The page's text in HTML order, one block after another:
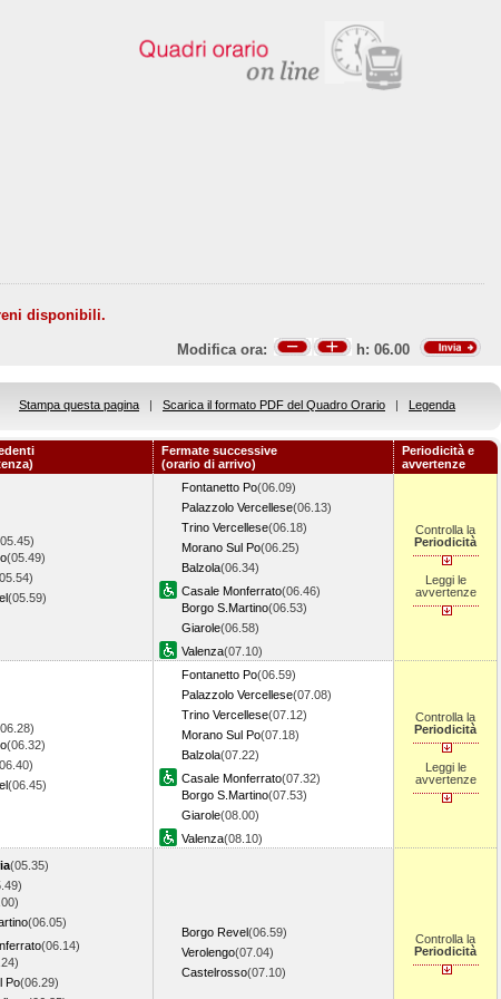
disponibili.
Modifica ora: h: 06.00
Stampa questa pagina | Scarica il formato PDF del Quadro Orario | Legenda
Fermate successive
(orario di arrivo)
Periodicità e
avvertenze
(05.49)
(05.59)
Fontanetto Po(06.09)
Palazzolo Vercellese(06.13)
Trino Vercellese(06.18)
Morano Sul Po(06.25)
Balzola(06.34)
Casale Monferrato(06.46)
Borgo S.Martino(06.53)
Giarole(06.58)
Valenza(07.10)
Controlla la
Periodicità
Leggi le
avvertenze
(06.32)
(06.45)
Fontanetto Po(06.59)
Palazzolo Vercellese(07.08)
Trino Vercellese(07.12)
Morano Sul Po(07.18)
Balzola(07.22)
Casale Monferrato(07.32)
Borgo S.Martino(07.53)
Giarole(08.00)
Valenza(08.10)
Controlla la
Periodicità
Leggi le
avvertenze
(05.35)
(06.05)
(06.14)
Po(06.29)
Borgo Revel(06.59)
Verolengo(07.04)
Castelrosso(07.10)
Controlla la
Periodicità